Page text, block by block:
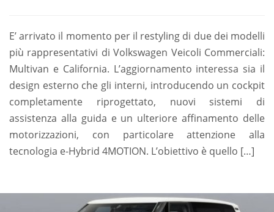
E’ arrivato il momento per il restyling di due dei modelli
più rappresentativi di Volkswagen Veicoli Commerciali:
Multivan e California. L’aggiornamento interessa sia il
design esterno che gli interni, introducendo un cockpit
completamente riprogettato, nuovi sistemi di
assistenza alla guida e un ulteriore affinamento delle
motorizzazioni, con particolare attenzione alla
tecnologia e-Hybrid 4MOTION. L’obiettivo è quello […]